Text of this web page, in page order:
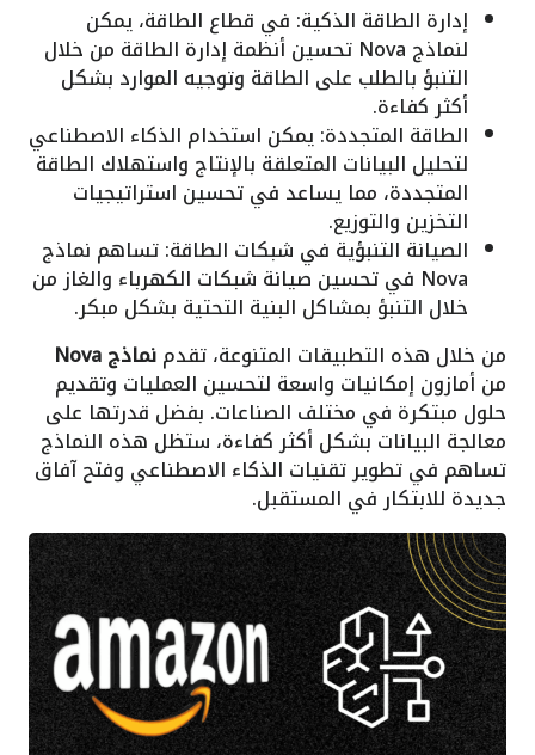
إدارة الطاقة الذكية: في قطاع الطاقة، يمكن
لنماذج Nova تحسين أنظمة إدارة الطاقة من خلال
التنبؤ بالطلب على الطاقة وتوجيه الموارد بشكل
أكثر كفاءة.
الطاقة المتجددة: يمكن استخدام الذكاء الاصطناعي
لتحليل البيانات المتعلقة بالإنتاج واستهلاك الطاقة
المتجددة، مما يساعد في تحسين استراتيجيات
التخزين والتوزيع.
الصيانة التنبؤية في شبكات الطاقة: تساهم نماذج
Nova في تحسين صيانة شبكات الكهرباء والغاز من
خلال التنبؤ بمشاكل البنية التحتية بشكل مبكر.
من خلال هذه التطبيقات المتنوعة، تقدمنماذج Nova
من أمازون إمكانيات واسعة لتحسين العمليات وتقديم
حلول مبتكرة في مختلف الصناعات. بفضل قدرتها على
معالجة البيانات بشكل أكثر كفاءة، ستظل هذه النماذج
تساهم في تطوير تقنيات الذكاء الاصطناعي وفتح آفاق
جديدة للابتكار في المستقبل.